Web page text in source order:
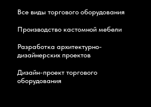
Все виды торгового оборудования
Производство кастомной мебели
Разработка архитектурно-
дизайнерских проектов
Дизайн-проект торгового
оборудования